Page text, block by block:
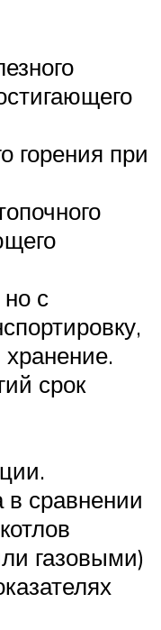
горения при
с
хранение.
срок
в сравнении
газовыми)